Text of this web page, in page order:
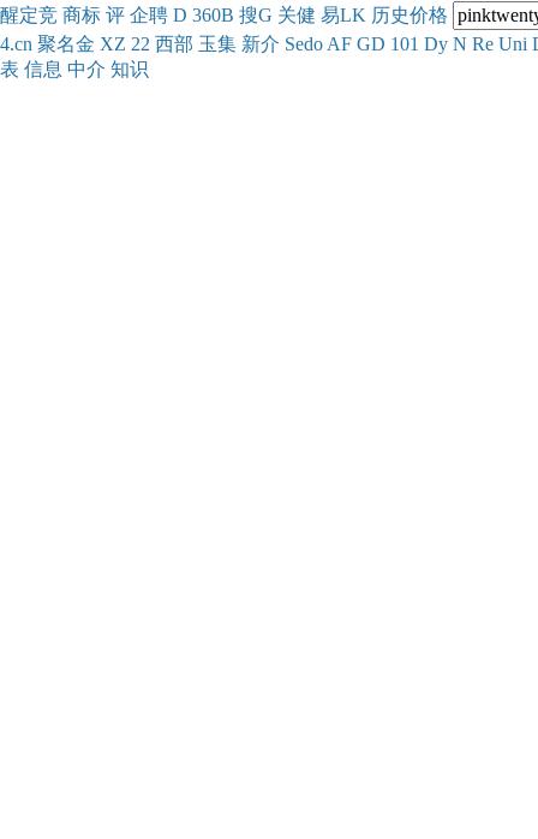
醒定竞 商标 评 企聘 D 360B 搜G 关健 易LK 历史价格
4.cn 聚名金 XZ 22 西部 玉集 新介 Sedo AF GD 101 Dy N Re Uni
表 信息 中介 知识